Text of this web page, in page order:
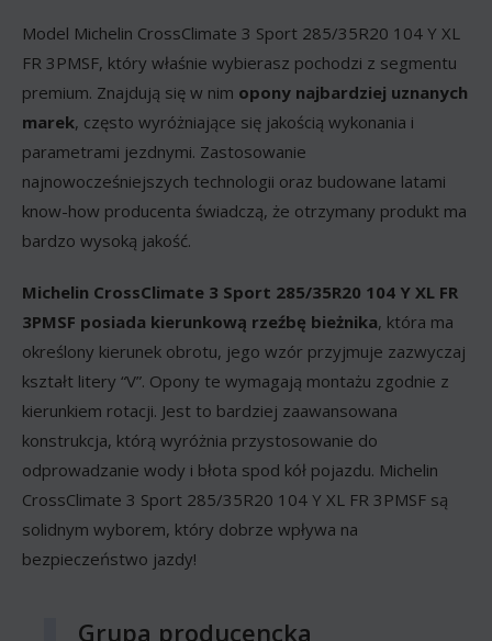
Model Michelin CrossClimate 3 Sport 285/35R20 104 Y XL
FR 3PMSF, który właśnie wybierasz pochodzi z segmentu
premium. Znajdują się w nim opony najbardziej uznanych
marek, często wyróżniające się jakością wykonania i
parametrami jezdnymi. Zastosowanie
najnowocześniejszych technologii oraz budowane latami
know-how producenta świadczą, że otrzymany produkt ma
bardzo wysoką jakość.
Michelin CrossClimate 3 Sport 285/35R20 104 Y XL FR
3PMSF posiada kierunkową rzeźbę bieżnika, która ma
określony kierunek obrotu, jego wzór przyjmuje zazwyczaj
kształt litery “V”. Opony te wymagają montażu zgodnie z
kierunkiem rotacji. Jest to bardziej zaawansowana
konstrukcja, którą wyróżnia przystosowanie do
odprowadzanie wody i błota spod kół pojazdu. Michelin
CrossClimate 3 Sport 285/35R20 104 Y XL FR 3PMSF są
solidnym wyborem, który dobrze wpływa na
bezpieczeństwo jazdy!
Grupa producencka